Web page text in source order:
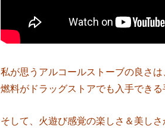
私が思うアルコールストーブの良さは
燃料がドラッグストアでも入手できる
そして、火遊び感覚の楽しさ＆美しさ